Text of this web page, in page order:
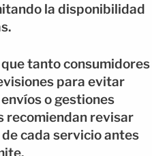
la disponibilidad
tanto consumidores
para evitar
o gestiones
recomiendan revisar
cada servicio antes